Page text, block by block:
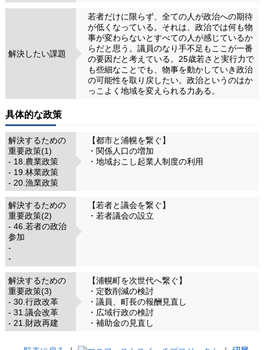
解決したい課題
若者だけに限らず、全ての人が政治への期待
が低くなっている。それは、政治では何も物
事が変わらないとすべての人が感じているか
らだと思う。議員のなり手不足もここが一番
の要因だと考えている。25歳若さと実行力で
も些細なことでも、物事を動かしていき政治
の可能性を取り戻したい。政治というのはか
っこよく地域を変えられる力ある。
具体的な政策
解決するための
重要政策(1)
- 18.農業政策
- 19.林業政策
- 20.漁業政策
【都市と浦幌を繋ぐ】
・関係人口の増加
・地域おこし起業人制度の利用
解決するための
重要政策(2)
- 46.若者の政治
参加
-
-
【若者と議会を繋ぐ】
・若者議会の設立
解決するための
重要政策(3)
- 30.行政改革
- 31.議会改革
- 21.財政再建
【浦幌町を次世代へ繋ぐ】
・定数削減の検討
・議員、町長の報酬見直し
・広域行政の検討
・補助金の見直し